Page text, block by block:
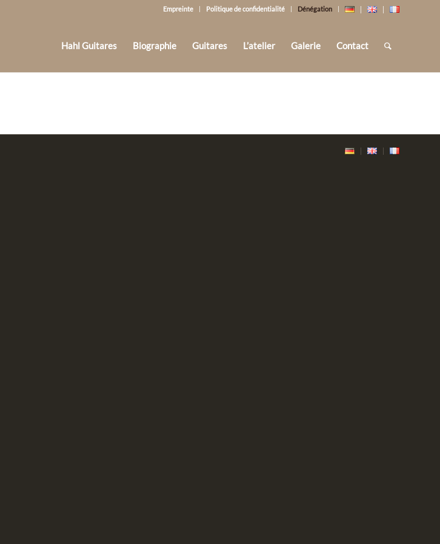
Empreinte Politique de confidentialité Dénégation
Hahl Guitares Biographie Guitares L’atelier Galerie Contact